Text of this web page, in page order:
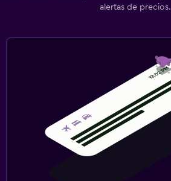
alertas de precios.